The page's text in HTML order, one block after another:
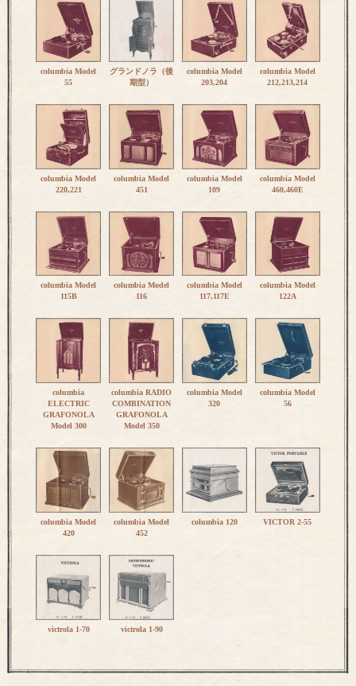
columbia Model
55
グランドノラ（後
期型）
columbia Model
203,204
columbia Model
212,213,214
columbia Model
220,221
columbia Model
451
columbia Model
109
columbia Model
460,460E
columbia Model
115B
columbia Model
116
columbia Model
117,117E
columbia Model
122A
columbia
ELECTRIC
GRAFONOLA
Model 300
columbia RADIO
COMBINATION
GRAFONOLA
Model 350
columbia Model
320
columbia Model
56
columbia Model
420
columbia Model
452
columbia 120 VICTOR 2-55
victrola 1-70 victrola 1-90